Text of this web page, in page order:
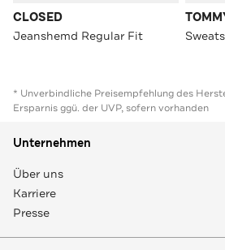
CLOSED
Jeanshemd Regular Fit
* Unverbindliche Preisempfehlung des
Ersparnis ggü. der UVP, sofern vorhanden
Unternehmen
Über uns
Karriere
Presse